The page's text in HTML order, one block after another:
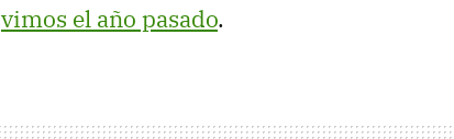
vimos el año pasado.